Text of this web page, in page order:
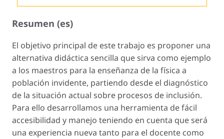
Resumen (es)
El objetivo principal de este trabajo es proponer una
alternativa didáctica sencilla que sirva como ejemplo
a los maestros para la enseñanza de la física a
población invidente, partiendo desde el diagnóstico
de la situación actual sobre procesos de inclusión.
Para ello desarrollamos una herramienta de fácil
accesibilidad y manejo teniendo en cuenta que será
una experiencia nueva tanto para el docente como